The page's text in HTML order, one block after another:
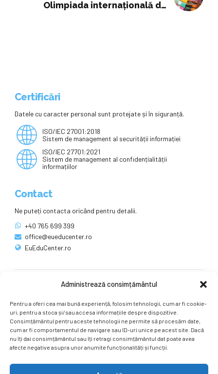
Administrează consimțământul
Pentru a oferi cea mai bună experiență, folosim tehnologii, cum ar fi cookie-
uri, pentru a stoca și/sau accesa informațiile despre dispozitive.
Consimțământul pentru aceste tehnologii ne permite să procesăm date,
cum ar fi comportamentul de navigare sau ID-uri unice pe acest site. Dacă
nu îți dai consimțământul sau îți retragi consimțământul dat poate avea
afecte negative asupra unor anumite funcționalități și funcții.
Olimpiada internațională de
Certificări
Datele cu caracter personal sunt protejate și în siguranță.
ISO/IEC 27001:2018
Sistem de management al securității informației
ISO/IEC 27701:2021
Sistem de management al confidențialității
informațiilor
Contact
Ne puteți contacta oricând pentru detalii.
+40 765 699 399
office@eueducenter.ro
EuEduCenter.ro
Ne puteți găsi și pe rețelele sociale.